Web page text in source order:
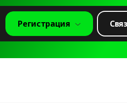
Регистрация